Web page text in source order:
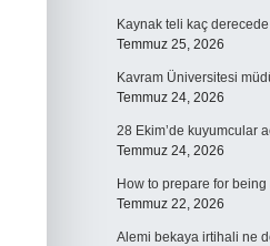
Kaynak teli kaç
Temmuz 25, 2026
Kavram Üniversitesi
Temmuz 24, 2026
28 Ekim’de kuyumcular
Temmuz 24, 2026
How to prepare for
Temmuz 22, 2026
Alemi bekaya irtihali ne